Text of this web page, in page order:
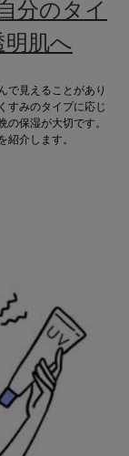
分のタイ
肌へ
で見えることがあり
すみのタイプに応じ
の保湿が大切です。
紹介します。